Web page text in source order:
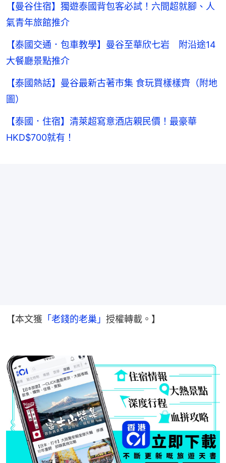
【曼谷住宿】獨遊泰國背包客必試！六間超就腳、人
氣青年旅館推介
【泰國交通．包車教學】曼谷至華欣七岩 附沿途14
大餐廳景點推介
【泰國熱話】曼谷最新古著市集 食玩買樣樣齊（附地
圖）
【泰國．住宿】清萊超寫意酒店親民價！最豪華
HKD$700就有！
【本文獲 「老錢的老巢」 授權轉載。】